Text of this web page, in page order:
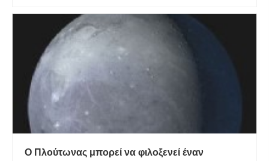
Ζηλανδία, Φίτζι, Νήσοι Σολομώντα, Μικρονησία,
Βανουάτου, Σαμόα, Κιριμπάτι, Τόνγκα, Νήσοι
Μάρσαλ, Παλάου, Τουβαλού και Ναου
Ο Πλούτωνας μπορεί να φιλοξενεί έναν